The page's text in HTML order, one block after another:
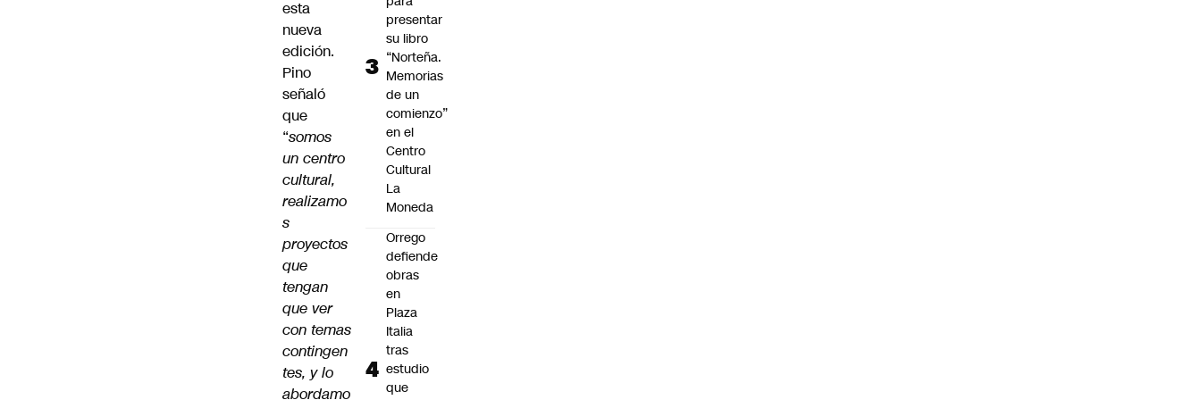
esta
nueva
edición.
Pino
señaló
que
“somos
un centro
cultural,
realizamo
s
proyectos
que
tengan
que ver
con temas
contingen
tes, y lo
abordamo
presentar
su libro
“Norteña.
Memorias
de un
comienzo”
en el
Centro
Cultural
La
Moneda
Orrego
defiende
obras
en
Plaza
Italia
tras
estudio
que